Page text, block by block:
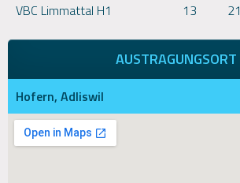
VBC Limmattal H1
13 21
AUSTRAGUNGSORT
Hofern, Adliswil